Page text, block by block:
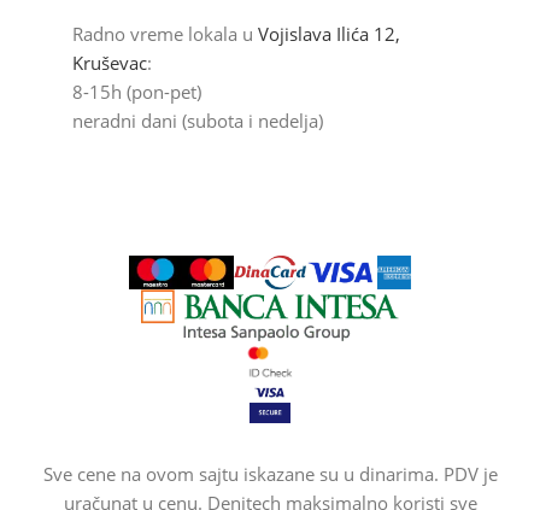
Radno vreme lokala u Vojislava Ilića 12,
Kruševac:
8-15h (pon-pet)
neradni dani (subota i nedelja)
Sve cene na ovom sajtu iskazane su u dinarima. PDV je
uračunat u cenu. Denitech maksimalno koristi sve